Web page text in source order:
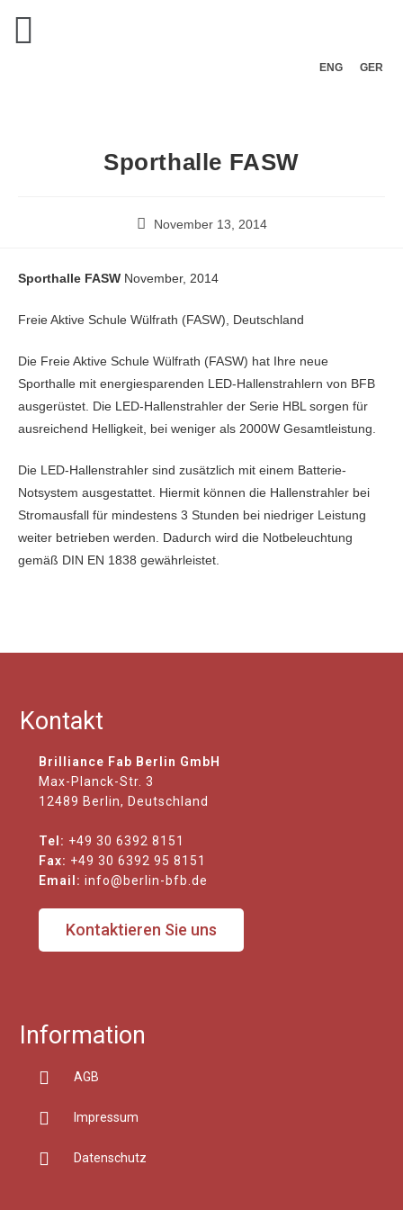
ENG GER
Sporthalle FASW
November 13, 2014
Sporthalle FASW November, 2014
Freie Aktive Schule Wülfrath (FASW), Deutschland
Die Freie Aktive Schule Wülfrath (FASW) hat Ihre neue
Sporthalle mit energiesparenden LED-Hallenstrahlern von BFB
ausgerüstet. Die LED-Hallenstrahler der Serie HBL sorgen für
ausreichend Helligkeit, bei weniger als 2000W Gesamtleistung.
Die LED-Hallenstrahler sind zusätzlich mit einem Batterie-
Notsystem ausgestattet. Hiermit können die Hallenstrahler bei
Stromausfall für mindestens 3 Stunden bei niedriger Leistung
weiter betrieben werden. Dadurch wird die Notbeleuchtung
gemäß DIN EN 1838 gewährleistet.
Kontakt
Brilliance Fab Berlin GmbH
Max-Planck-Str. 3
12489 Berlin, Deutschland
Tel: +49 30 6392 8151
Fax: +49 30 6392 95 8151
Email: info@berlin-bfb.de
Kontaktieren Sie uns
Information
AGB
Impressum
Datenschutz